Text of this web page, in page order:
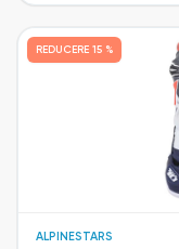
ALPINESTARS
REDUCERE 15 %